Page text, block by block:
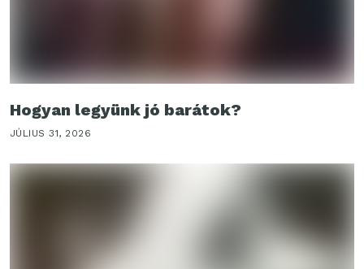
Hogyan legyünk jó barátok?
JÚLIUS 31, 2026